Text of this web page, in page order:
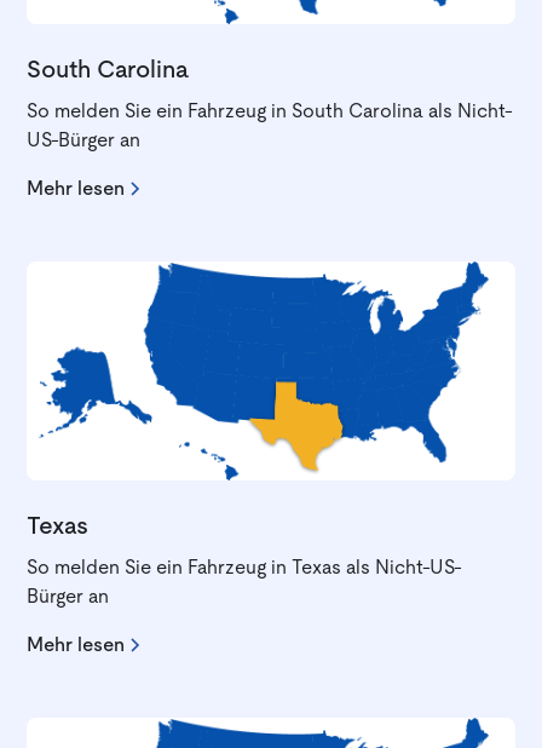
South Carolina
So melden Sie ein Fahrzeug in South Carolina als Nicht-
US-Bürger an
Mehr lesen
Texas
So melden Sie ein Fahrzeug in Texas als Nicht-US-
Bürger an
Mehr lesen